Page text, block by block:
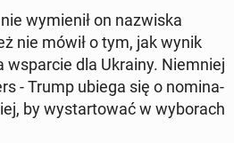
wy­mie­nił on na­zwi­ska
nie mówił o tym, jak wynik
wspar­cie dla Ukrainy. Nie­mniej
- Trump ubiega się o no­mi­na­
by wy­star­to­wać w wy­bo­rach